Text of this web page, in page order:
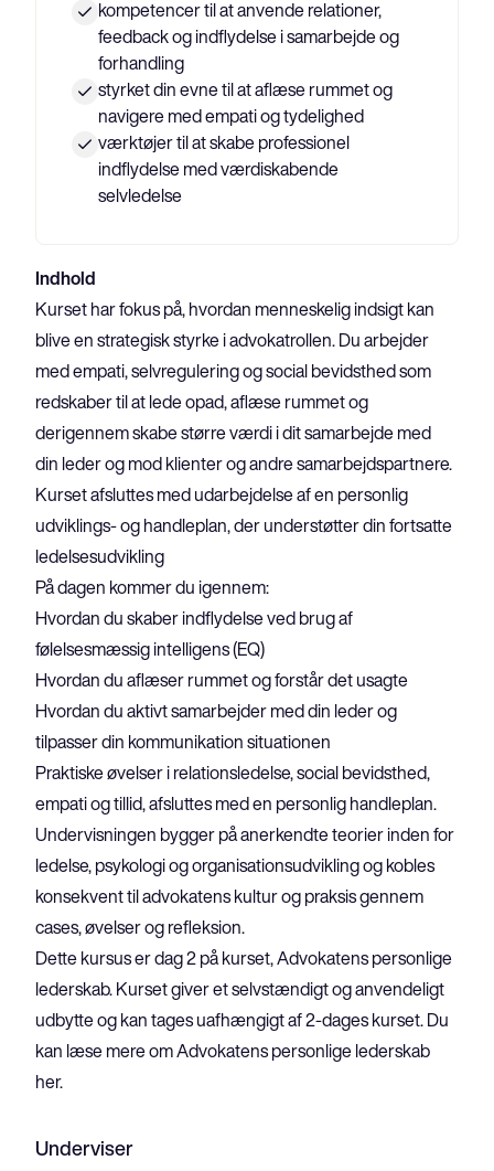
kompetencer til at anvende relationer,
feedback og indflydelse i samarbejde og
forhandling
styrket din evne til at aflæse rummet og
navigere med empati og tydelighed
værktøjer til at skabe professionel
indflydelse med værdiskabende
selvledelse
Indhold
Kurset har fokus på, hvordan menneskelig indsigt kan
blive en strategisk styrke i advokatrollen. Du arbejder
med empati, selvregulering og social bevidsthed som
redskaber til at lede opad, aflæse rummet og
derigennem skabe større værdi i dit samarbejde med
din leder og mod klienter og andre samarbejdspartnere.
Kurset afsluttes med udarbejdelse af en personlig
udviklings- og handleplan, der understøtter din fortsatte
ledelsesudvikling
På dagen kommer du igennem:
Hvordan du skaber indflydelse ved brug af
følelsesmæssig intelligens (EQ)
Hvordan du aflæser rummet og forstår det usagte
Hvordan du aktivt samarbejder med din leder og
tilpasser din kommunikation situationen
Praktiske øvelser i relationsledelse, social bevidsthed,
empati og tillid, afsluttes med en personlig handleplan.
Undervisningen bygger på anerkendte teorier inden for
ledelse, psykologi og organisationsudvikling og kobles
konsekvent til advokatens kultur og praksis gennem
cases, øvelser og refleksion.
Dette kursus er dag 2 på kurset, Advokatens personlige
lederskab. Kurset giver et selvstændigt og anvendeligt
udbytte og kan tages uafhængigt af 2-dages kurset. Du
kan læse mere om Advokatens personlige lederskab
her.
Underviser